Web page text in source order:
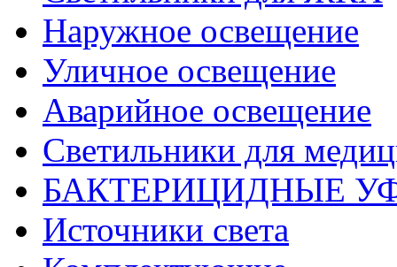
Наружное освещение
Уличное освещение
Аварийное освещение
Светильники для
БАКТЕРИЦИДНЫЕ
Источники света